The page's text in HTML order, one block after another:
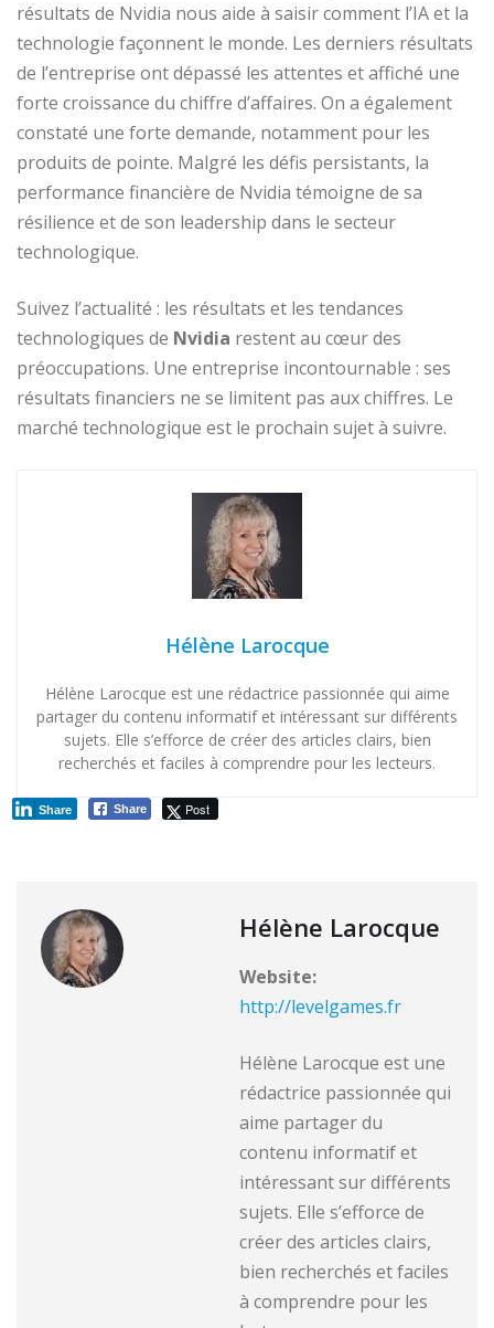
résultats de Nvidia nous aide à saisir comment l’IA et la
technologie façonnent le monde. Les derniers résultats
de l’entreprise ont dépassé les attentes et affiché une
forte croissance du chiffre d’affaires. On a également
constaté une forte demande, notamment pour les
produits de pointe. Malgré les défis persistants, la
performance financière de Nvidia témoigne de sa
résilience et de son leadership dans le secteur
technologique.
Suivez l’actualité : les résultats et les tendances
technologiques de Nvidia restent au cœur des
préoccupations. Une entreprise incontournable : ses
résultats financiers ne se limitent pas aux chiffres. Le
marché technologique est le prochain sujet à suivre.
Hélène Larocque
Hélène Larocque est une rédactrice passionnée qui aime
partager du contenu informatif et intéressant sur différents
sujets. Elle s’efforce de créer des articles clairs, bien
recherchés et faciles à comprendre pour les lecteurs.
Share Post
Share
Hélène Larocque
Website:
http://levelgames.fr
Hélène Larocque est une
rédactrice passionnée qui
aime partager du
contenu informatif et
intéressant sur différents
sujets. Elle s’efforce de
créer des articles clairs,
bien recherchés et faciles
à comprendre pour les